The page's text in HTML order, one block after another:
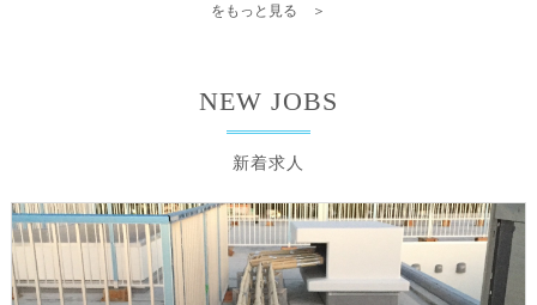
をもっと見る ＞
新着求人
NEW JOBS